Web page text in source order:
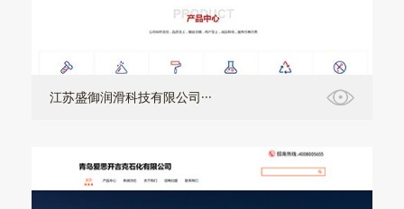
江苏盛御润滑科技有限公司···